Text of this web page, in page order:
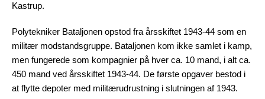
Kastrup.
Polytekniker Bataljonen opstod fra årsskiftet 1943-44 som en
militær modstandsgruppe. Bataljonen kom ikke samlet i kamp,
men fungerede som kompagnier på hver ca. 10 mand, i alt ca.
450 mand ved årsskiftet 1943-44. De første opgaver bestod i
at flytte depoter med militærudrustning i slutningen af 1943.